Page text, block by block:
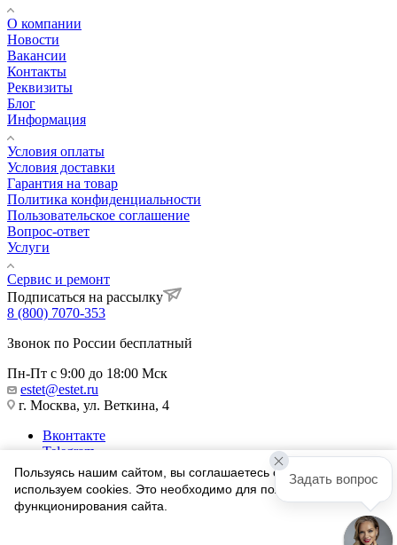
О компании
Новости
Вакансии
Контакты
Реквизиты
Блог
Информация
Условия оплаты
Условия доставки
Гарантия на товар
Политика конфиденциальности
Пользовательское соглашение
Вопрос-ответ
Услуги
Сервис и ремонт
Подписаться на рассылку
8 (800) 7070-353
Звонок по России бесплатный
Пн-Пт с 9:00 до 18:00 Мск
estet@estet.ru
г. Москва, ул. Веткина, 4
Вконтакте
Telegram
Одноклассники
WhatsApp
1991-2026 © Ювелирный Дом ЭСТЕТ
Пользуясь нашим сайтом, вы соглашаетесь с тем, что мы
используем cookies. Это необходимо для полноценного
функционирования сайта.
Задать вопрос